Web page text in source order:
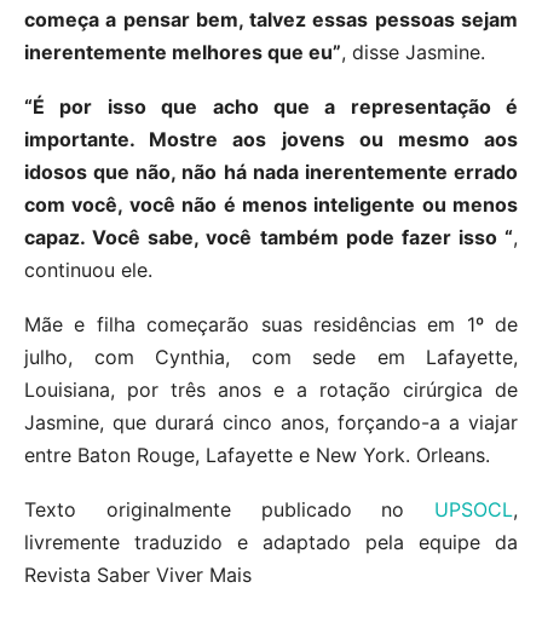
começa a pensar bem, talvez essas pessoas sejam
inerentemente melhores que eu”, disse Jasmine.
“É por isso que acho que a representação é
importante. Mostre aos jovens ou mesmo aos
idosos que não, não há nada inerentemente errado
com você, você não é menos inteligente ou menos
capaz. Você sabe, você também pode fazer isso “,
continuou ele.
Mãe e filha começarão suas residências em 1º de
julho, com Cynthia, com sede em Lafayette,
Louisiana, por três anos e a rotação cirúrgica de
Jasmine, que durará cinco anos, forçando-a a viajar
entre Baton Rouge, Lafayette e New York. Orleans.
Texto originalmente publicado no UPSOCL,
livremente traduzido e adaptado pela equipe da
Revista Saber Viver Mais